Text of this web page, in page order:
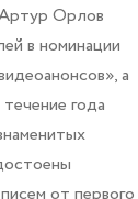
Орлов
в номинации
а
года
от первого